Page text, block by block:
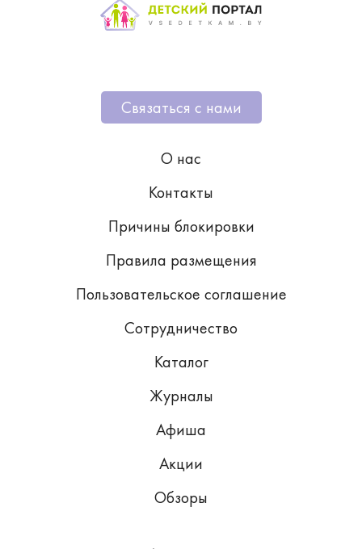
Связаться с нами
О нас
Контакты
Причины блокировки
Правила размещения
Пользовательское соглашение
Сотрудничество
Каталог
Журналы
Афиша
Акции
Обзоры